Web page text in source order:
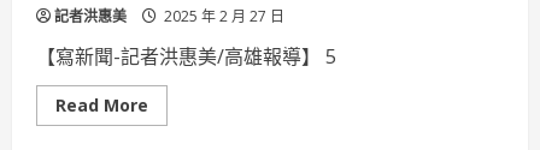
記者洪惠美 2025 年 2 月 27 日
【寫新聞-記者洪惠美/高雄報導】 5
Read More
more